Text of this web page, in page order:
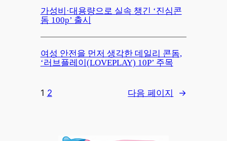
가성비·대용량으로 실속 챙긴 ‘진심콘
돔 100p’ 출시
여성 안전을 먼저 생각한 데일리 콘돔,
‘러브플레이(LOVEPLAY) 10P’ 주목
1 2 다음 페이지 →